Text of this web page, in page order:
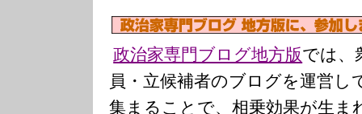
政治家専門ブログ地方版では、
員・立候補者のブログを運営し
集まることで、相乗効果が生ま